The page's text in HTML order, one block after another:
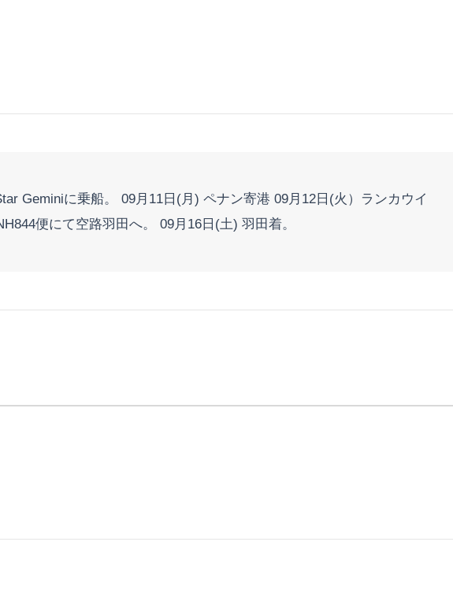
Geminiに乗船。 09月11日(月) ペナン寄港 09月12日(火）ランカウイ
便にて空路羽田へ。 09月16日(土) 羽田着。